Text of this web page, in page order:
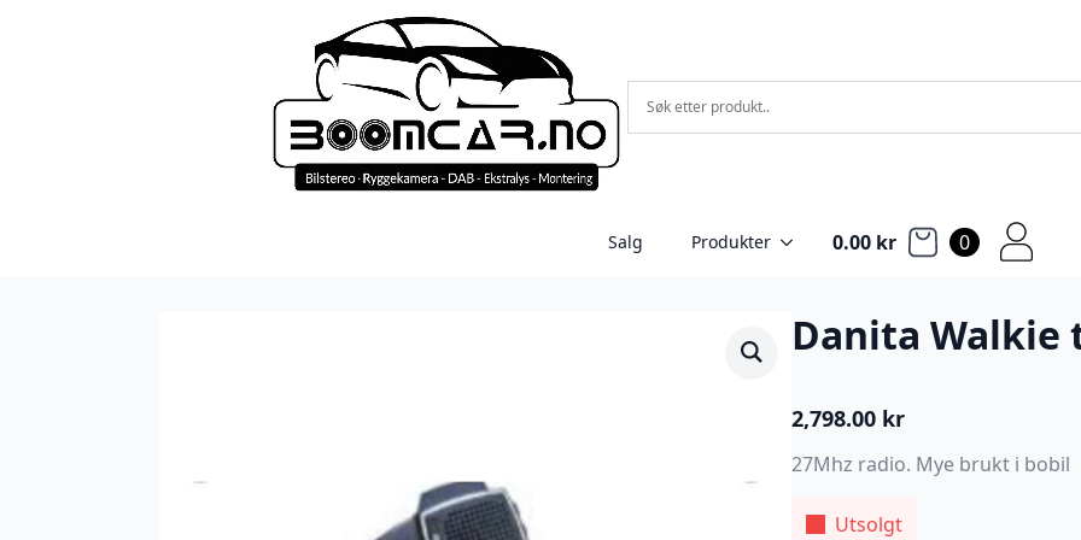
Salg Produkter 0.00 kr 0
Danita Walkie
2,798.00 kr
27Mhz radio. Mye brukt i bobil
Utsolgt